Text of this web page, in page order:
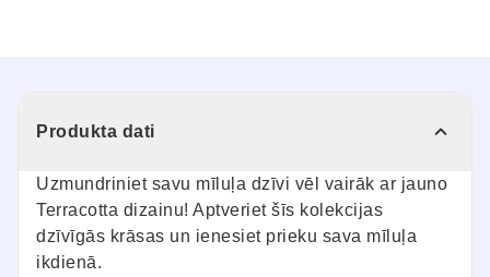
Produkta dati
Uzmundriniet savu mīluļa dzīvi vēl vairāk ar jauno
Terracotta dizainu! Aptveriet šīs kolekcijas
dzīvīgās krāsas un ienesiet prieku sava mīluļa
ikdienā.